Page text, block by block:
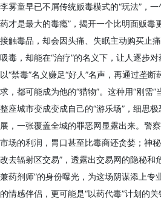
李雾童早已不屑传统贩毒模式的“玩法”，
药才是最大的毒瘾”，揭开一个比明面贩毒
接触毒品，却会因头痛、失眠主动购买止
吸毒，却能在“治疗”的名义下，让人逐步
以“禁毒”名义赚足“好人”名声，再通过垄
求，都可能成为他的“猎物”。这种用“刚需
整座城市变成变成自己的“游乐场”，细思
展，一张覆盖全城的罪恶网显露出来。警
市场的利润，胃口甚至比毒商还贪婪；神
改去辐射区交易”，透露出交易网的隐秘和
兼药剂师”的身份曝光，为这场阴谋添上专
的情感伴侣，更可能是“以药代毒”计划的